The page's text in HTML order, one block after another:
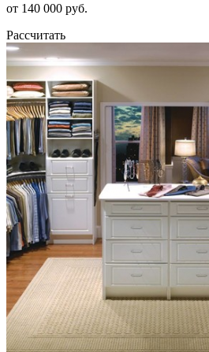
от 140 000 руб.
Рассчитать